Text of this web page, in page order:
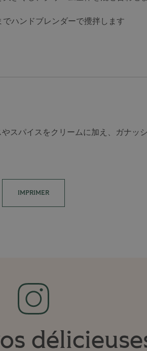
ハンドブレンダーで攪拌します
スパイスをクリームに加え、ガナッ
IMPRIMER